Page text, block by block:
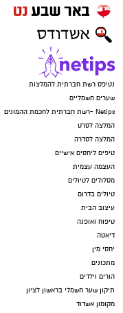
נטיפס רשת חברתית להמלצות
שערים חשמליים
Netips -רשת חברתית לחכמת ההמונים
המלצה לסרט
המלצה לסדרה
טיפים ליחסים אישיים
העצמה עצמית
מסלולים לטיולים
טיולים בדרום
עיצוב הבית
טיפוח ואופנה
דיאטה
יחסי מין
מתכונים
הורים וילדים
תיקון שער חשמלי בראשון לציון
מקומון אשדוד